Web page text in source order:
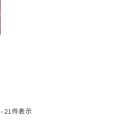
-21 件表示